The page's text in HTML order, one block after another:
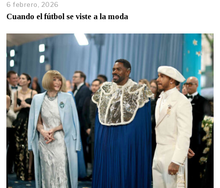
6 febrero, 2026
Cuando el fútbol se viste a la moda